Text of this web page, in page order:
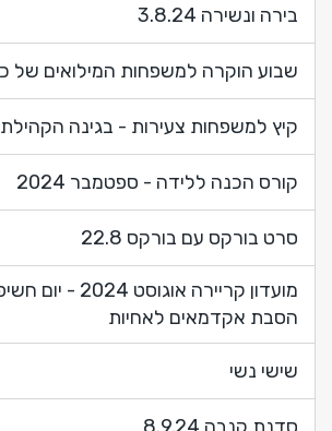
בירה ונשירה 3.8.24
שבוע הוקרה למשפחות המילואים של
קיץ למשפחות צעירות - בגינה
קורס הכנה ללידה - ספטמבר 2024
סרט בורקס עם בורקס 22.8
מועדון קריירה
הסבת אקדמאים לאחיות
שישי נשי